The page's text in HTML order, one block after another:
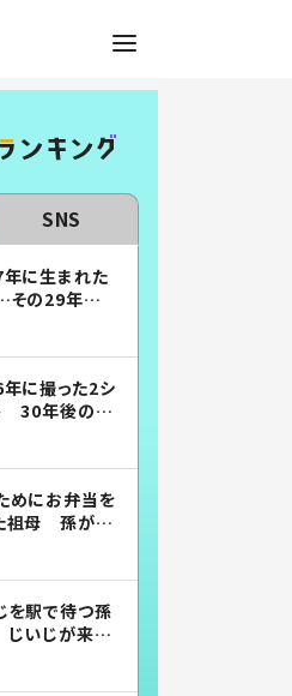
SNS
に生まれた
その29年後
に撮った2シ
30年後の姿
めにお弁当を
祖母 孫が絶
を駅で待つ孫
いじが来た